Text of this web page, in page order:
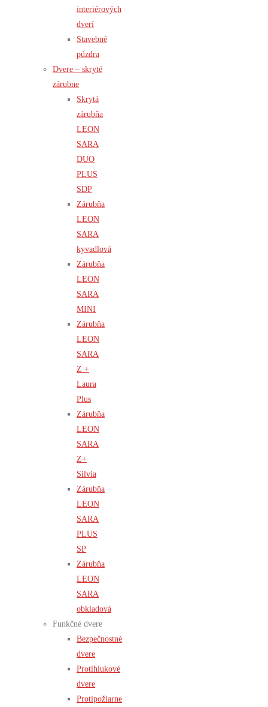
interiérových
dverí
Stavebné
púzdra
Dvere – skryté
zárubne
Skrytá
zárubňa
LEON
SARA
DUO
PLUS
SDP
Zárubňa
LEON
SARA
kyvadlová
Zárubňa
LEON
SARA
MINI
Zárubňa
LEON
SARA
Z +
Laura
Plus
Zárubňa
LEON
SARA
Z+
Silvia
Zárubňa
LEON
SARA
PLUS
SP
Zárubňa
LEON
SARA
obkladová
Funkčné dvere
Bezpečnostné
dvere
Protihlukové
dvere
Protipožiarne